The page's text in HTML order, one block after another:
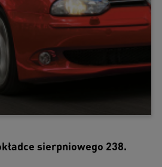
sierpniowego 238.